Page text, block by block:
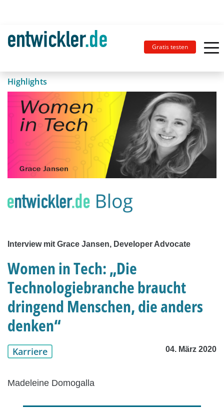
Gratis testen
Highlights
Interview mit Grace Jansen, Developer Advocate
Women in Tech: „Die
Technologiebranche braucht
dringend Menschen, die anders
denken“
Karriere 04. März 2020
Madeleine Domogalla